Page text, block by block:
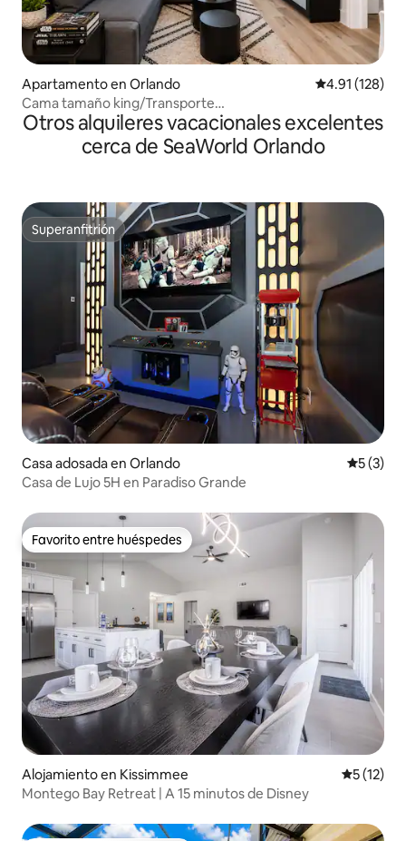
Apartamento en Orlando Calificación
4.91 (128)
Cama tamaño king/Transporte
gratuito/Cocina/Piscina/Jacuzzi/Cocina
Otros alquileres vacacionales excelentes
cerca de SeaWorld Orlando
Superanfitrión
Superanfitrión
Casa adosada en Orlando
5 (3)
Casa de Lujo 5H en Paradiso Grande
Favorito entre huéspedes
Favorito entre huéspedes
Alojamiento en Kissimmee
5 (12)
Montego Bay Retreat | A 15 minutos de Disney